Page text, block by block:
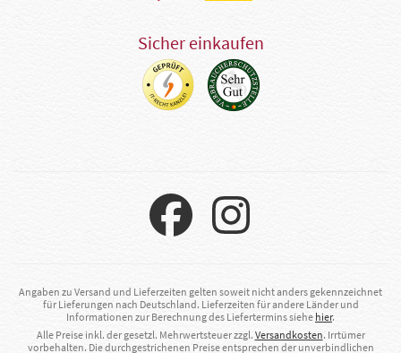
Sicher einkaufen
Angaben zu Versand und Lieferzeiten gelten soweit nicht anders gekennzeichnet
für Lieferungen nach Deutschland. Lieferzeiten für andere Länder und
Informationen zur Berechnung des Liefertermins siehe hier.
Alle Preise inkl. der gesetzl. Mehrwertsteuer zzgl. Versandkosten. Irrtümer
vorbehalten. Die durchgestrichenen Preise entsprechen der unverbindlichen